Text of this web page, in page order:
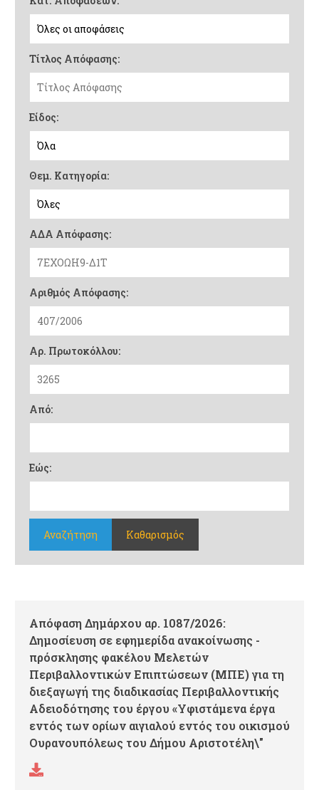
Τίτλος Απόφασης:
Είδος:
Θεμ. Κατηγορία:
ΑΔΑ Απόφασης:
Αριθμός Απόφασης:
Αρ. Πρωτοκόλλου:
Από:
Εώς:
Αναζήτηση Καθαρισμός
Απόφαση Δημάρχου αρ. 1087/2026:
Δημοσίευση σε εφημερίδα ανακοίνωσης -
πρόσκλησης φακέλου Μελετών
Περιβαλλοντικών Επιπτώσεων (ΜΠΕ) για τη
διεξαγωγή της διαδικασίας Περιβαλλοντικής
Αδειοδότησης του έργου «Υφιστάμενα έργα
εντός των ορίων αιγιαλού εντός του οικισμού
Ουρανουπόλεως του Δήμου Αριστοτέλη\"